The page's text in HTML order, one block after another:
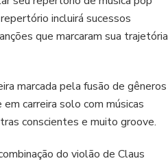
incluirá sucessos
que marcaram sua trajetória
marcada pela fusão de gêneros
carreira solo com músicas
conscientes e muito groove.
do violão de Claus